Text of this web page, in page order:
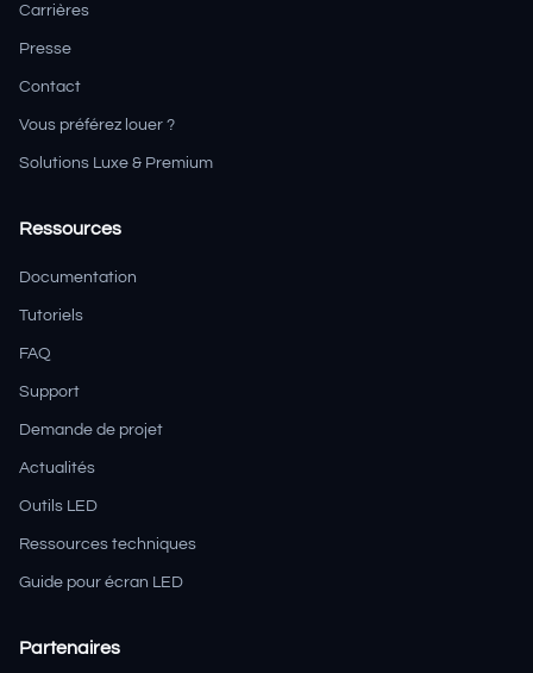
Carrières
Presse
Contact
Vous préférez louer ?
Solutions Luxe & Premium
Ressources
Documentation
Tutoriels
FAQ
Support
Demande de projet
Actualités
Outils LED
Ressources techniques
Guide pour écran LED
Partenaires